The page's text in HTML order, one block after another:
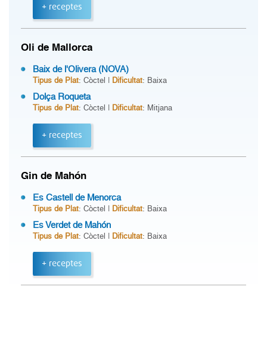
+ receptes
Oli de Mallorca
Baix de l'Olivera (NOVA)
Tipus de Plat: Còctel | Dificultat: Baixa
Dolça Roqueta
Tipus de Plat: Còctel | Dificultat: Mitjana
+ receptes
Gin de Mahón
Es Castell de Menorca
Tipus de Plat: Còctel | Dificultat: Baixa
Es Verdet de Mahón
Tipus de Plat: Còctel | Dificultat: Baixa
+ receptes